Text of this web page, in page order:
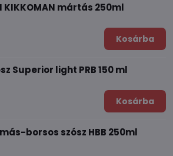
KIKKOMAN mártás 250ml
Kosárba
Superior light PRB 150 ml
Kosárba
borsos szósz HBB 250ml